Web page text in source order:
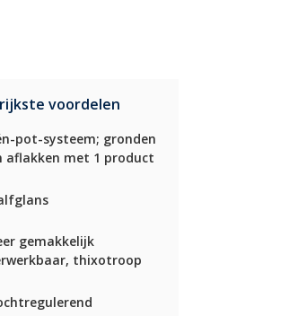
voordelen
pot-systeem; gronden
aflakken met 1 product
gemakkelijk
thixotroop